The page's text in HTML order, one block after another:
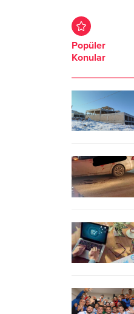
Popüler
Konular